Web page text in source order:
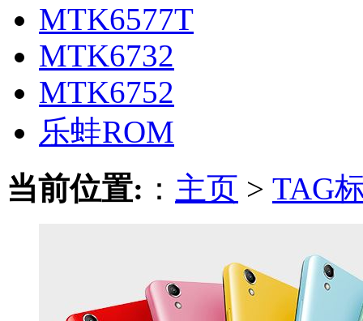
MTK6577T
MTK6732
MTK6752
乐蛙ROM
当前位置: ： 主页 > TAG